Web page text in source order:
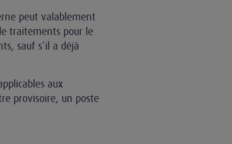
peut valablement
traitements pour le
sauf s’il a déjà
aux
provisoire, un poste